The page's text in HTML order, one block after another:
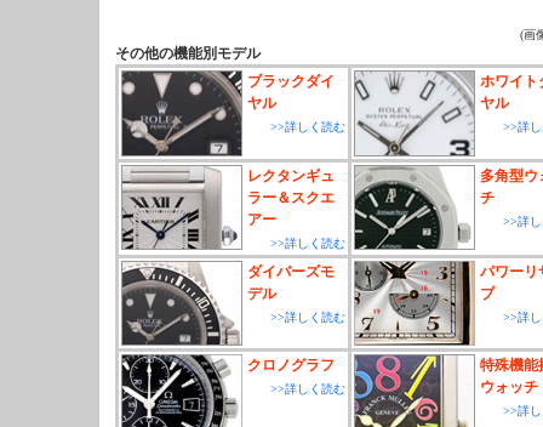
(画
その他の機能別モデル
ブラックダイ
ヤル
>>詳しく読む
ホワイト
ヤル
>>詳
レクタンギュ
ラー＆スクエ
アー
>>詳しく読む
多角型ウ
チ
>>詳
ダイバーズモ
デル
>>詳しく読む
パワーリ
ブ
>>詳
クロノグラフ
>>詳しく読む
特殊機能
ウォッチ
>>詳